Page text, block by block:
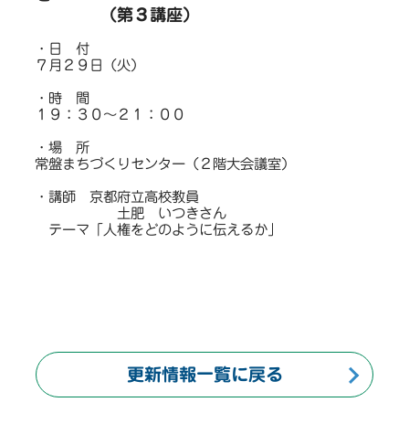
（第３講座）
・日 付
７月２９日（火）
・時 間
１９：３０～２１：００
・場 所
常盤まちづくりセンター（２階大会議室）
・講師 京都府立高校教員
土肥 いつきさん
テーマ「人権をどのように伝えるか」
更新情報一覧に戻る